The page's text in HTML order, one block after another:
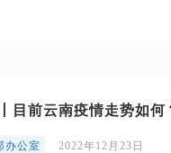
目前云南疫情走势如何
办公室 2022年12月23日